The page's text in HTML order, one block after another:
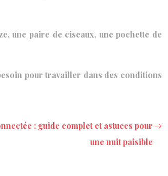
une paire de ciseaux, une pochette de
pour travailler dans des conditions
: guide complet et astuces pour
une nuit paisible